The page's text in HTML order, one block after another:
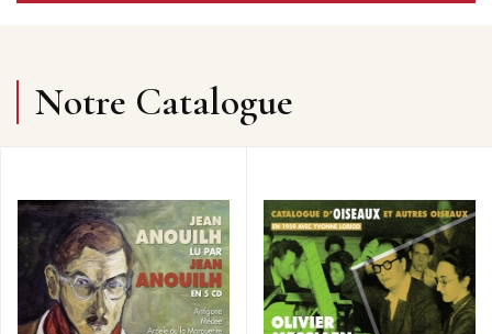
Notre Catalogue